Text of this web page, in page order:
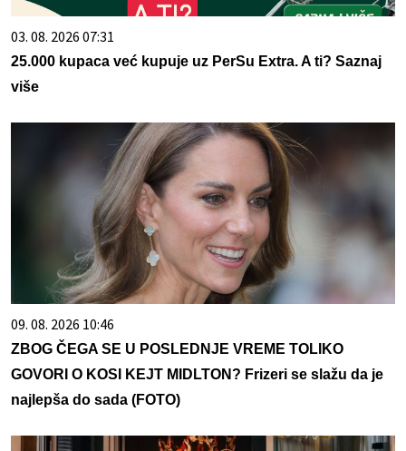
03. 08. 2026 07:31
25.000 kupaca već kupuje uz PerSu Extra. A ti? Saznaj
više
09. 08. 2026 10:46
ZBOG ČEGA SE U POSLEDNJE VREME TOLIKO
GOVORI O KOSI KEJT MIDLTON? Frizeri se slažu da je
najlepša do sada (FOTO)